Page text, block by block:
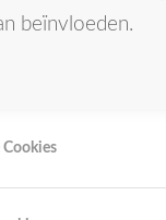
beïnvloeden.
Cookies